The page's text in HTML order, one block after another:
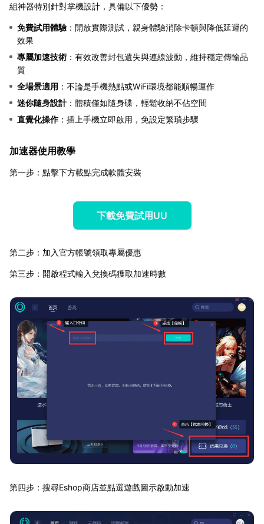
組神器特別針對掌機設計，具備以下優勢：
免費試用體驗 ：開放實際測試，親身體驗消除卡頓與降低延遲的
效果
專屬加速技術 ：有效改善封包遺失與連線波動，維持穩定傳輸品
質
全場景適用 ：不論是手機熱點或WiFi環境都能順暢運作
迷你隨身設計：體積僅如隨身碟，輕鬆收納不佔空間
直覺化操作：插上手機立即啟用，免設定繁瑣步驟
加速器使用教學
第一步：點擊下方載點完成軟體安裝
下載免費試用UU
第二步：加入官方帳號領取專屬優惠
第三步：開啟程式輸入兌換碼獲取加速時數
第四步：搜尋Eshop商店並點選遊戲圖示啟動加速